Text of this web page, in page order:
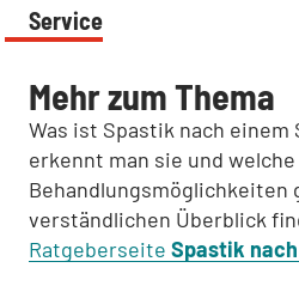
Service
Mehr zum Thema
Was ist Spastik nach einem
erkennt man sie und welche
Behandlungsmöglichkeiten
verständlichen Überblick
Ratgeberseite Spastik